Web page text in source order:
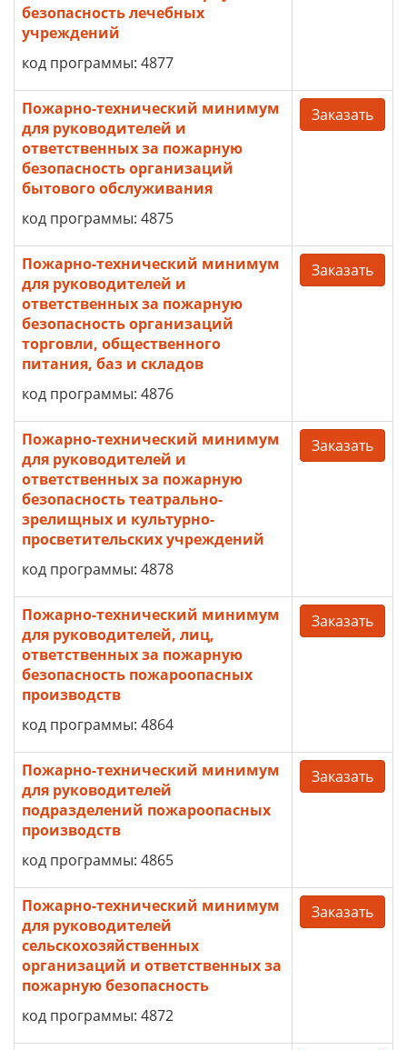
безопасность лечебных
учреждений
код программы: 4877
Пожарно-технический минимум
для руководителей и
ответственных за пожарную
безопасность организаций
бытового обслуживания
код программы: 4875
Заказать
Пожарно-технический минимум
для руководителей и
ответственных за пожарную
безопасность организаций
торговли, общественного
питания, баз и складов
код программы: 4876
Заказать
Пожарно-технический минимум
для руководителей и
ответственных за пожарную
безопасность театрально-
зрелищных и культурно-
просветительских учреждений
код программы: 4878
Заказать
Пожарно-технический минимум
для руководителей, лиц,
ответственных за пожарную
безопасность пожароопасных
производств
код программы: 4864
Заказать
Пожарно-технический минимум
для руководителей
подразделений пожароопасных
производств
код программы: 4865
Заказать
Пожарно-технический минимум
для руководителей
сельскохозяйственных
организаций и ответственных за
пожарную безопасность
код программы: 4872
Заказать